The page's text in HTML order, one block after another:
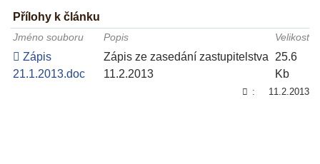
Přílohy k článku
Jméno souboru Popis Velikost
Zápis
21.1.2013.doc
Zápis ze zasedání zastupitelstva
11.2.2013
25.6
Kb
: 11.2.2013